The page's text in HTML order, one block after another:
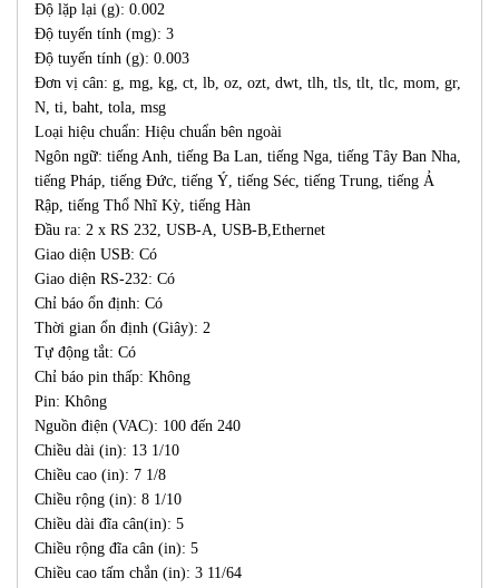
Độ lặp lại (g): 0.002
Độ tuyến tính (mg): 3
Độ tuyến tính (g): 0.003
Đơn vị cân: g, mg, kg, ct, lb, oz, ozt, dwt, tlh, tls, tlt, tlc, mom, gr,
N, ti, baht, tola, msg
Loại hiệu chuẩn: Hiệu chuẩn bên ngoài
Ngôn ngữ: tiếng Anh, tiếng Ba Lan, tiếng Nga, tiếng Tây Ban Nha,
tiếng Pháp, tiếng Đức, tiếng Ý, tiếng Séc, tiếng Trung, tiếng Ả
Rập, tiếng Thổ Nhĩ Kỳ, tiếng Hàn
Đầu ra: 2 x RS 232, USB-A, USB-B,Ethernet
Giao diện USB: Có
Giao diện RS-232: Có
Chỉ báo ổn định: Có
Thời gian ổn định (Giây): 2
Tự động tắt: Có
Chỉ báo pin thấp: Không
Pin: Không
Nguồn điện (VAC): 100 đến 240
Chiều dài (in): 13 1/10
Chiều cao (in): 7 1/8
Chiều rộng (in): 8 1/10
Chiều dài đĩa cân(in): 5
Chiều rộng đĩa cân (in): 5
Chiều cao tấm chắn (in): 3 11/64